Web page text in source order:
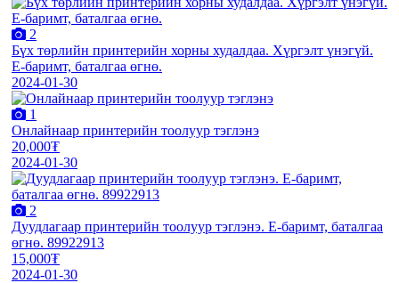
2
Бүх төрлийн принтерийн хорны худалдаа. Хүргэлт үнэгүй.
E-баримт, баталгаа өгнө.
2024-01-30
1
Онлайнаар принтерийн тоолуур тэглэнэ
20,000₮
2024-01-30
2
Дуудлагаар принтерийн тоолуур тэглэнэ. E-баримт, баталгаа
өгнө. 89922913
15,000₮
2024-01-30